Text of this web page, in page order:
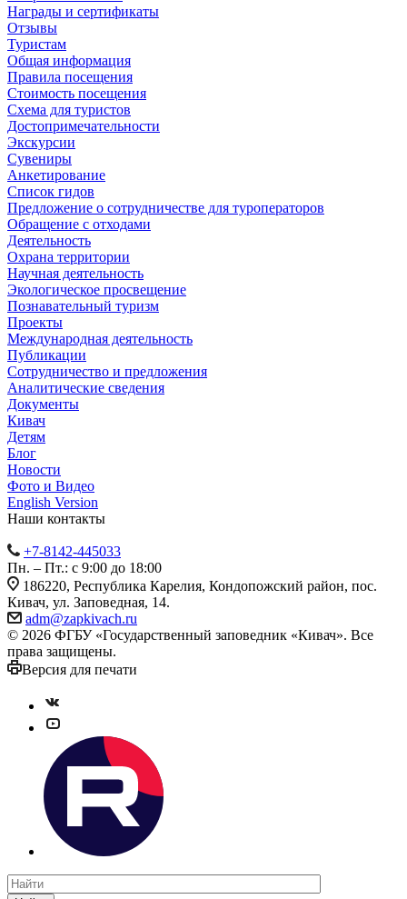
Награды и сертификаты
Отзывы
Туристам
Общая информация
Правила посещения
Стоимость посещения
Схема для туристов
Достопримечательности
Экскурсии
Сувениры
Анкетирование
Список гидов
Предложение о сотрудничестве для туроператоров
Обращение с отходами
Деятельность
Охрана территории
Научная деятельность
Экологическое просвещение
Познавательный туризм
Проекты
Международная деятельность
Публикации
Сотрудничество и предложения
Аналитические сведения
Документы
Кивач
Детям
Блог
Новости
Фото и Видео
English Version
Наши контакты
+7-8142-445033
Пн. – Пт.: с 9:00 до 18:00
186220, Республика Карелия, Кондопожский район, пос.
Кивач, ул. Заповедная, 14.
adm@zapkivach.ru
© 2026 ФГБУ «Государственный заповедник «Кивач». Все
права защищены.
Версия для печати